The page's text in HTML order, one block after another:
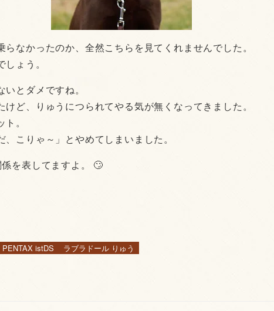
なかったのか、全然こちらを見てくれませんでした。
ょう。
とダメですね。
ど、りゅうにつられてやる気が無くなってきました。
。
こりゃ～」とやめてしまいました。
を表してますよ。 🙄
PENTAX istDS ラブラドール りゅう